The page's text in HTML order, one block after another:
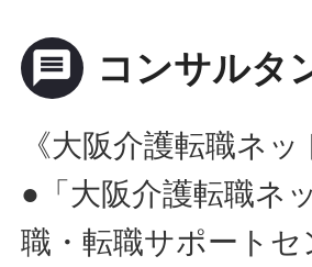
message コンサルタ
《大阪介護転職ネッ
●「大阪介護転職ネ
職・転職サポート